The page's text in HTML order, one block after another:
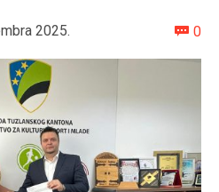
2025.  0